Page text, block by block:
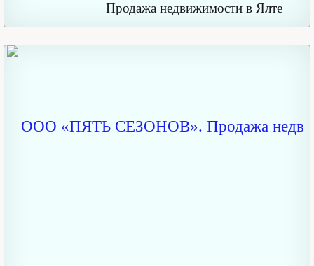
Продажа недвижимости в Ялте